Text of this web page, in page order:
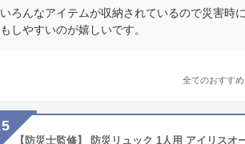
いろんなアイテムが収納されているので災害時
もしやすいのが嬉しいです。
全てのおすすめ
5